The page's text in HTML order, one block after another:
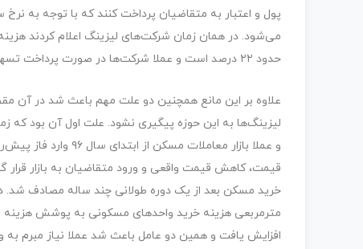
می‌شود. در همان زمان شرکت‌های لیزینگ اعلام کردند
حدود ۲۲ درصد است و عملا شرکت‌ها در صورت پرداخت تسهیلات مسکن با مشکل مواجه شده و دچار زیان مالی می‌شوند.
علاوه بر این مانع همچنین دو علت مهم باعث شد در آن
لیزینگ‌ها به این حوزه پیگیری نشود. علت اول آن بود که
و عملا بازار
قیمت، کاهش قیمت واقعی و ورود متقاضیان به بازار
افزایش یافت و همین دو عامل باعث شد عملا نیاز مبرم